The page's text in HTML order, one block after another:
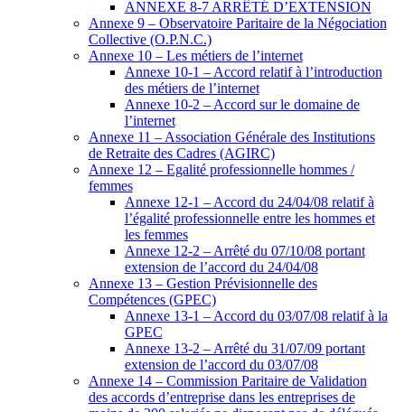
ANNEXE 8-7 ARRÊTÉ D’EXTENSION
Annexe 9 – Observatoire Paritaire de la Négociation
Collective (O.P.N.C.)
Annexe 10 – Les métiers de l’internet
Annexe 10-1 – Accord relatif à l’introduction
des métiers de l’internet
Annexe 10-2 – Accord sur le domaine de
l’internet
Annexe 11 – Association Générale des Institutions
de Retraite des Cadres (AGIRC)
Annexe 12 – Egalité professionnelle hommes /
femmes
Annexe 12-1 – Accord du 24/04/08 relatif à
l’égalité professionnelle entre les hommes et
les femmes
Annexe 12-2 – Arrêté du 07/10/08 portant
extension de l’accord du 24/04/08
Annexe 13 – Gestion Prévisionnelle des
Compétences (GPEC)
Annexe 13-1 – Accord du 03/07/08 relatif à la
GPEC
Annexe 13-2 – Arrêté du 31/07/09 portant
extension de l’accord du 03/07/08
Annexe 14 – Commission Paritaire de Validation
des accords d’entreprise dans les entreprises de